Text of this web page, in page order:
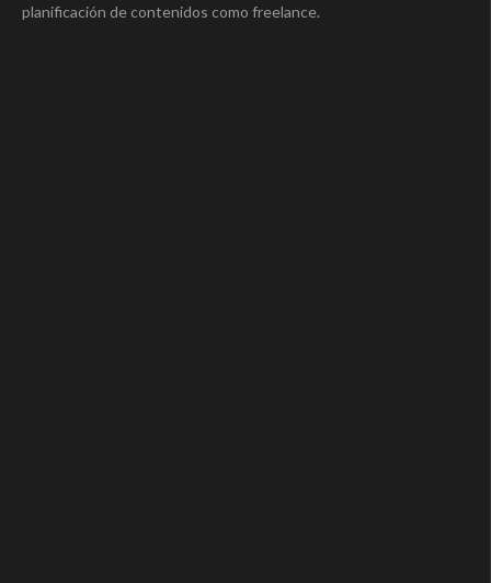
planificación de contenidos como freelance.